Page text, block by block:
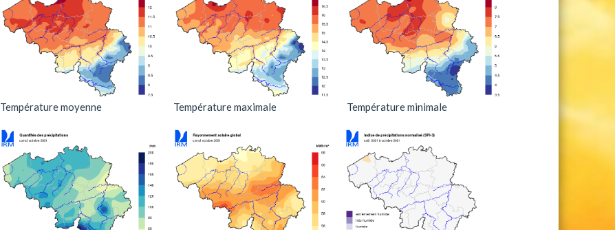
Température moyenne Température maximale Température minimale